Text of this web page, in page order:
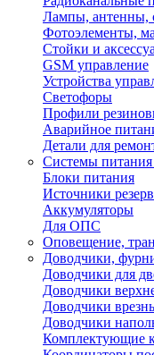
Лампы, антенны,
Фотоэлементы,
Стойки и
GSM управление
Устройства
Светофоры
Профили
Аварийное
Детали для
Системы питания
Блоки питания
Источники
Аккумуляторы
Для ОПС
Оповещение,
Доводчики,
Доводчики для
Доводчики
Доводчики
Доводчики
Комплектующие